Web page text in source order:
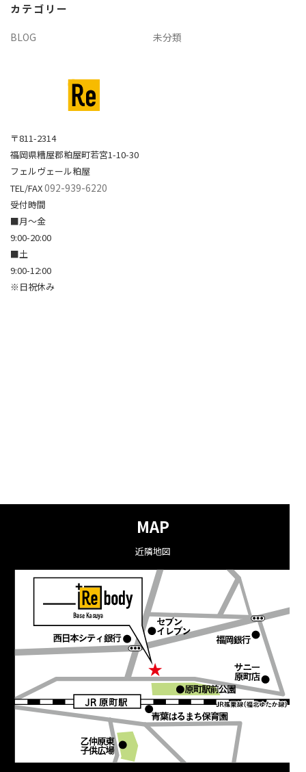
ブ
カテゴリー
BLOG 未分類
〒811-2314
福岡県糟屋郡粕屋町若宮1-10-30
フェルヴェール粕屋
TEL/FAX092-939-6220
受付時間
■月～金
9:00-20:00
■土
9:00-12:00
※日祝休み
MAP
近隣地図